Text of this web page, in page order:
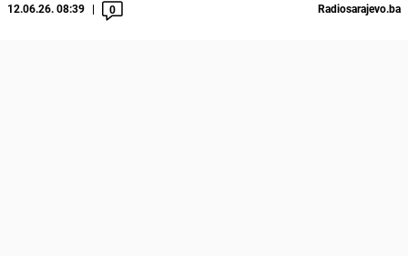
12.06.26. 08:39 0 Radiosarajevo.ba